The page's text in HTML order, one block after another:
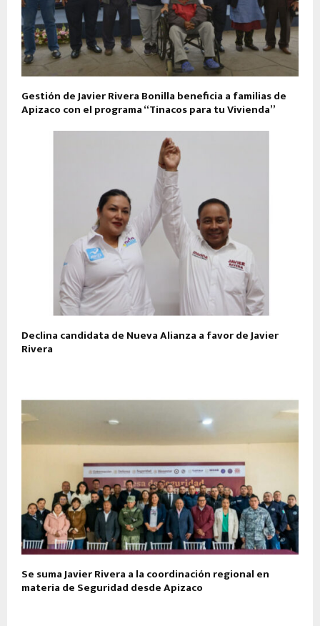
Gestión de Javier Rivera Bonilla beneficia a familias de
Apizaco con el programa “Tinacos para tu Vivienda”
Declina candidata de Nueva Alianza a favor de Javier
Rivera
Se suma Javier Rivera a la coordinación regional en
materia de Seguridad desde Apizaco